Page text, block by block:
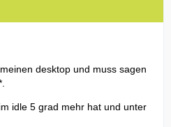
desktop und muss sagen
idle 5 grad mehr hat und unter